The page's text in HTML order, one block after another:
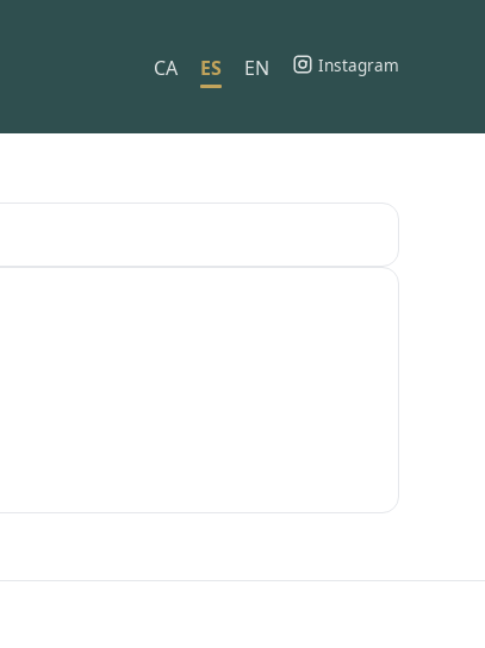
CA ES EN Instagram